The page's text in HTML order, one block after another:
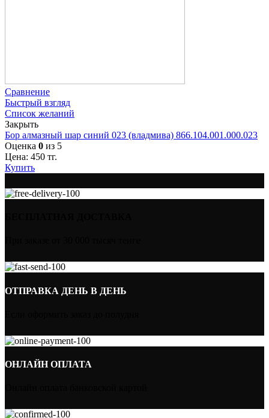
Сравнение
Быстрый взгляд
Список желаний
Закрыть
Бор алмазный шар синий 023 (владмива) 866.104.001.000.023
Оценка 0 из 5
Цена: 450 тг.
Купить
ОТПРАВКА ДЕНЬ В ДЕНЬ
ОНЛАЙН ОПЛАТА